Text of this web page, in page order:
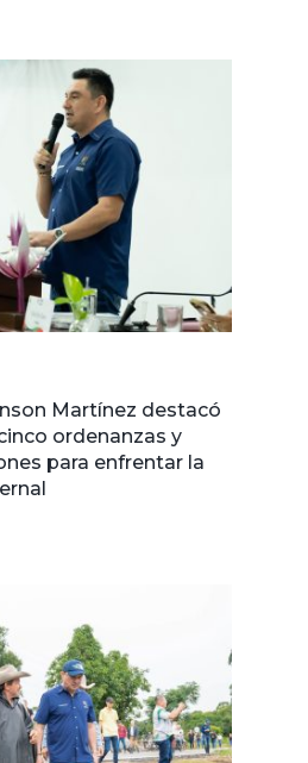
Martínez destacó
ordenanzas y
para enfrentar la